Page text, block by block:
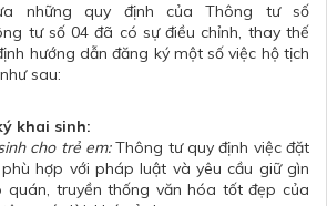
những quy định của Thông tư số
tư số 04 đã có sự điều chỉnh, thay thế
hướng dẫn đăng ký một số việc hộ tịch
sau:
khai sinh:
cho trẻ em:Thông tư quy định việc đặt
hợp với pháp luật và yêu cầu giữ gìn
quán, truyền thống văn hóa tốt đẹp của